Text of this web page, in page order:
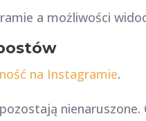
na Instagramie.
nienaruszone.